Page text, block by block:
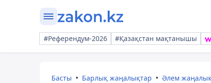
#Референдум-2026 #Қазақстан мақтанышы
Басты Барлық жаңалықтар Әлем